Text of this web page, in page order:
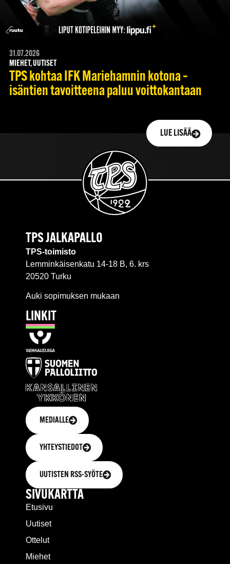
31.07.2026
MIEHET, UUTISET
TPS kohtaa IFK Mariehamnin kotona –
isäntien tavoitteena paluu voittokantaan
LUE LISÄÄ
TPS JALKAPALLO
TPS-toimisto
Lemminkäisenkatu 14-18 B, 6. krs
20520 Turku
Auki sopimuksen mukaan
LINKIT
MEDIALLE
YHTEYSTIEDOT
UUTISTEN RSS-SYÖTE
SIVUKARTTA
Etusivu
Uutiset
Ottelut
Miehet